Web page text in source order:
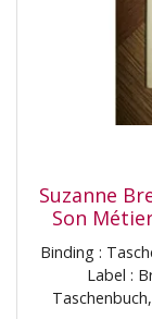
Suzanne
Son
Binding :
Label :